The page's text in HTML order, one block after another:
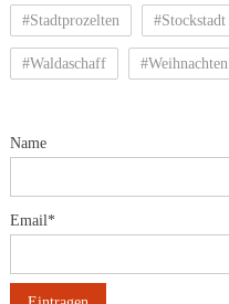
#Stadtprozelten #Stockstadt
#Waldaschaff #Weihnachten
Name
Email*